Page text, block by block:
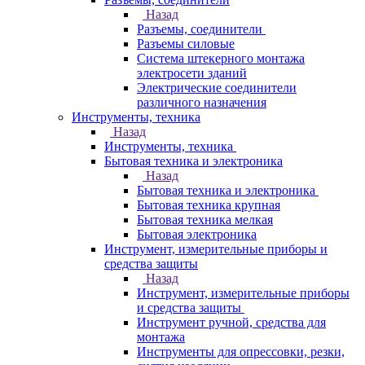
Назад
Разъемы, соединители
Разъемы силовые
Система штекерного монтажа
электросети зданий
Электрические соединители
различного назначения
Инструменты, техника
Назад
Инструменты, техника
Бытовая техника и электроника
Назад
Бытовая техника и электроника
Бытовая техника крупная
Бытовая техника мелкая
Бытовая электроника
Инструмент, измерительные приборы и
средства защиты
Назад
Инструмент, измерительные приборы
и средства защиты
Инструмент ручной, средства для
монтажа
Инструменты для опрессовки, резки,